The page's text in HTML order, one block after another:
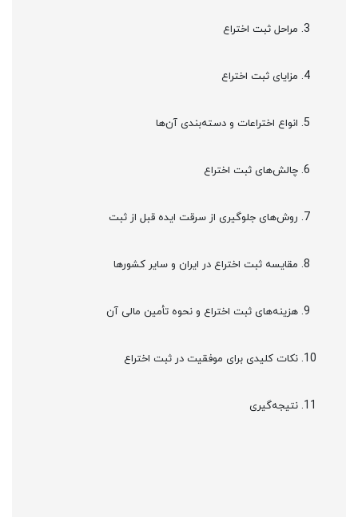
مراحل ثبت اختراع
مزایای ثبت اختراع
انواع اختراعات و دسته‌بندی آن‌ها
چالش‌های ثبت اختراع
روش‌های جلوگیری از سرقت ایده قبل از ثبت
مقایسه ثبت اختراع در ایران و سایر کشورها
هزینه‌های ثبت اختراع و نحوه تأمین مالی آن
نکات کلیدی برای موفقیت در ثبت اختراع
نتیجه‌گیری